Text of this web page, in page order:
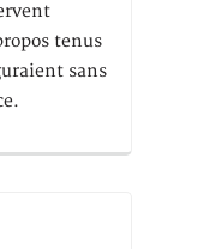
tenus
sans